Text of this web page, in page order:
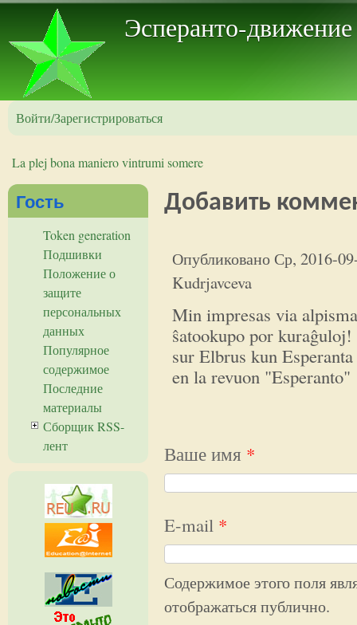
Эсперанто-
Войти/Зарегистрироваться
Вы здесь
La plej bona maniero vintrumi somere
Добавить
Min impresas via alpismado,
ОпубликованоСр, 2016-
Kudrjavceva
Min impresas via
ŝatookupo por
sur Elbrus kun
en la revuon "Esperanto"
Ваше имя *
E-mail *
Содержимое этого поля
отображаться публично.
Гость
Token generation
Подшивки
Положение о
защите
персональных
данных
Популярное
содержимое
Последние
материалы
Сборщик RSS-
лент